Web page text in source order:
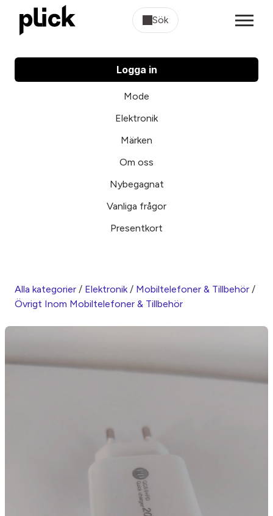
Sök
Logga in
Mode
Elektronik
Märken
Om oss
Nybegagnat
Vanliga frågor
Presentkort
Alla kategorier / Elektronik/ Mobiltelefoner & Tillbehör /
Övrigt Inom Mobiltelefoner & Tillbehör